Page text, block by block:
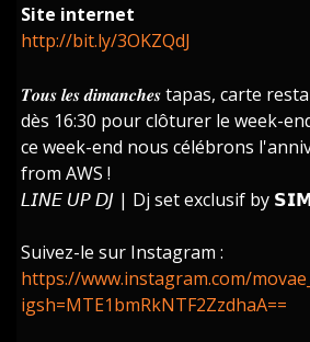
Site internet
http://bit.ly/3OKZQdJ
𝑻𝒐𝒖𝒔 𝒍𝒆𝒔 𝒅𝒊𝒎𝒂𝒏𝒄𝒉𝒆𝒔 tapas, carte
dès 16:30 pour clôturer le week-
ce week-end nous célébrons
from AWS !
𝘓𝘐𝘕𝘌 𝘜𝘗 𝘋𝘑 | Dj set exclusif by
Suivez-le sur Instagram :
https://www.instagram.com/
igsh=MTE1bmRkNTF2ZzdhaA==